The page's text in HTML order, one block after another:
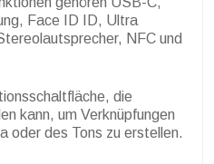
Face ID ID, Ultra
NFC und
die
kann, um Verknüpfungen
oder des Tons zu erstellen.